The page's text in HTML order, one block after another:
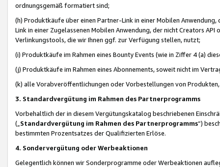
ordnungsgemäß formatiert sind;
(h) Produktkäufe über einen Partner-Link in einer Mobilen
Link in einer Zugelassenen Mobilen Anwendung, der nicht Creators
Verlinkungstools, die wir Ihnen ggf. zur Verfügung stellen, nutzt;
(i) Produktkäufe im Rahmen eines Bounty Events (wie in Ziffer 4 (a)
(j) Produktkäufe im Rahmen eines Abonnements, soweit nicht im
(k) alle Vorabveröffentlichungen oder Vorbestellungen von
3. Standardvergütung im Rahmen des Partnerprogramms
Vorbehaltlich der in diesem Vergütungskatalog beschriebenen
(„ Standardvergütung im Rahmen des Partnerprogramms“)
bestimmten Prozentsatzes der Qualifizierten Erlöse.
4. Sondervergütung oder Werbeaktionen
Gelegentlich können wir Sonderprogramme oder Werbeaktionen